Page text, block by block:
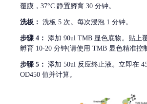
覆膜，37°C 静置孵育 30 分钟。
洗板： 洗板 5 次。每次浸泡 1 分钟。
步骤 4： 添加 90ul TMB 显色底物。贴上
孵育 10-20 分钟(请使用 TMB 显色精准控
步骤 5： 添加 50ul 反应终止液。立即在
OD450 值并计算。